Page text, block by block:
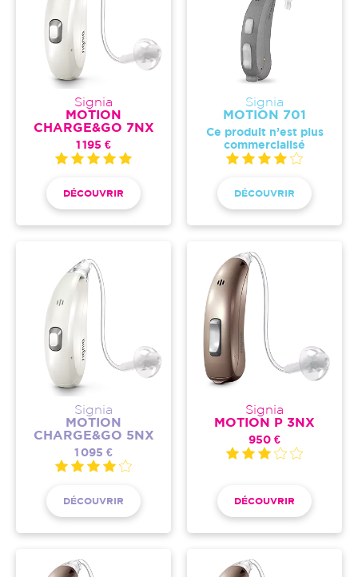
Signia
MOTION
CHARGE&GO 7NX
1 195 €
DÉCOUVRIR
Signia
MOTION 701
Ce produit n’est plus
commercialisé
DÉCOUVRIR
Signia
MOTION
CHARGE&GO 5NX
1 095 €
DÉCOUVRIR
Signia
MOTION P 3NX
950 €
DÉCOUVRIR